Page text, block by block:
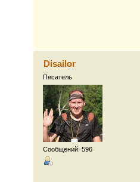
Disailor
Писатель
Сообщений: 596